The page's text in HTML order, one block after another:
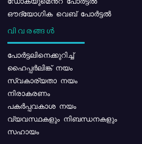
ഔദ്യോഗിക വെബ് പോർട്ടൽ
വിവരങ്ങൾ
പോര്‍ട്ടലിനെക്കുറിച്ച്
ഹൈപ്പർലിങ്ക് നയം
സ്വകാര്യതാ നയം
നിരാകരണം
പകർപ്പവകാശ നയം
വ്യവസ്ഥകളും നിബന്ധനകളും
സഹായം